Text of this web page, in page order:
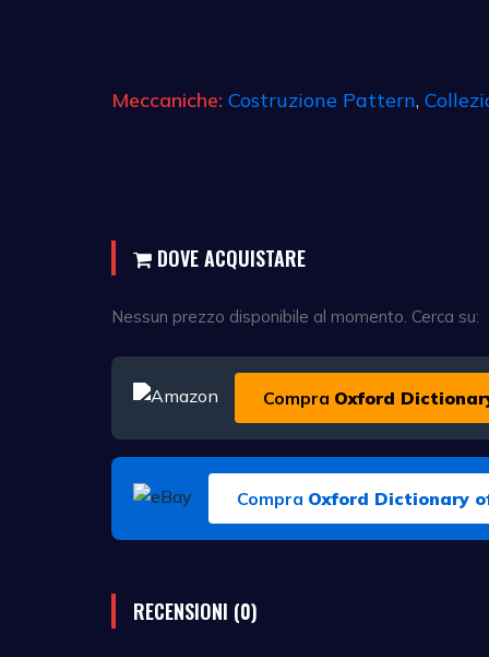
Meccaniche: Costruzione Pattern,
DOVE ACQUISTARE
Nessun prezzo disponibile al momento. Cerca su:
Compra Oxford
Compra Oxford Dictionary
RECENSIONI (0)